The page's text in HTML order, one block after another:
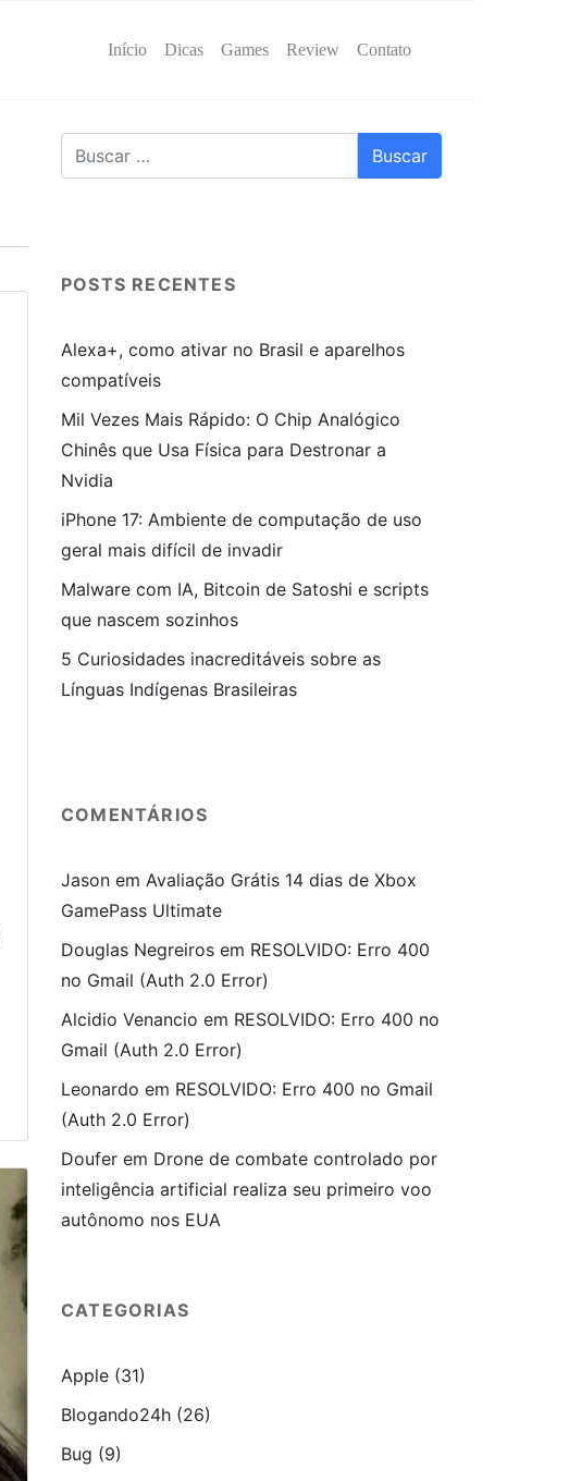
Início Dicas Games Review Contato
POSTS RECENTES
Alexa+, como ativar no Brasil e aparelhos
compatíveis
Mil Vezes Mais Rápido: O Chip Analógico
Chinês que Usa Física para Destronar a
Nvidia
iPhone 17: Ambiente de computação de uso
geral mais difícil de invadir
Malware com IA, Bitcoin de Satoshi e scripts
que nascem sozinhos
5 Curiosidades inacreditáveis sobre as
Línguas Indígenas Brasileiras
COMENTÁRIOS
Jason em Avaliação Grátis 14 dias de Xbox
GamePass Ultimate
Douglas Negreiros em RESOLVIDO: Erro 400
no Gmail (Auth 2.0 Error)
Alcidio Venancio em RESOLVIDO: Erro 400 no
Gmail (Auth 2.0 Error)
Leonardo em RESOLVIDO: Erro 400 no Gmail
(Auth 2.0 Error)
Doufer em Drone de combate controlado por
inteligência artificial realiza seu primeiro voo
autônomo nos EUA
CATEGORIAS
Apple (31)
Blogando24h (26)
Bug (9)